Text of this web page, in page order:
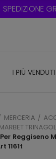
GRATUITA
I PIÙ VENDUTI
MERCERIA
Reggiseno
1161t